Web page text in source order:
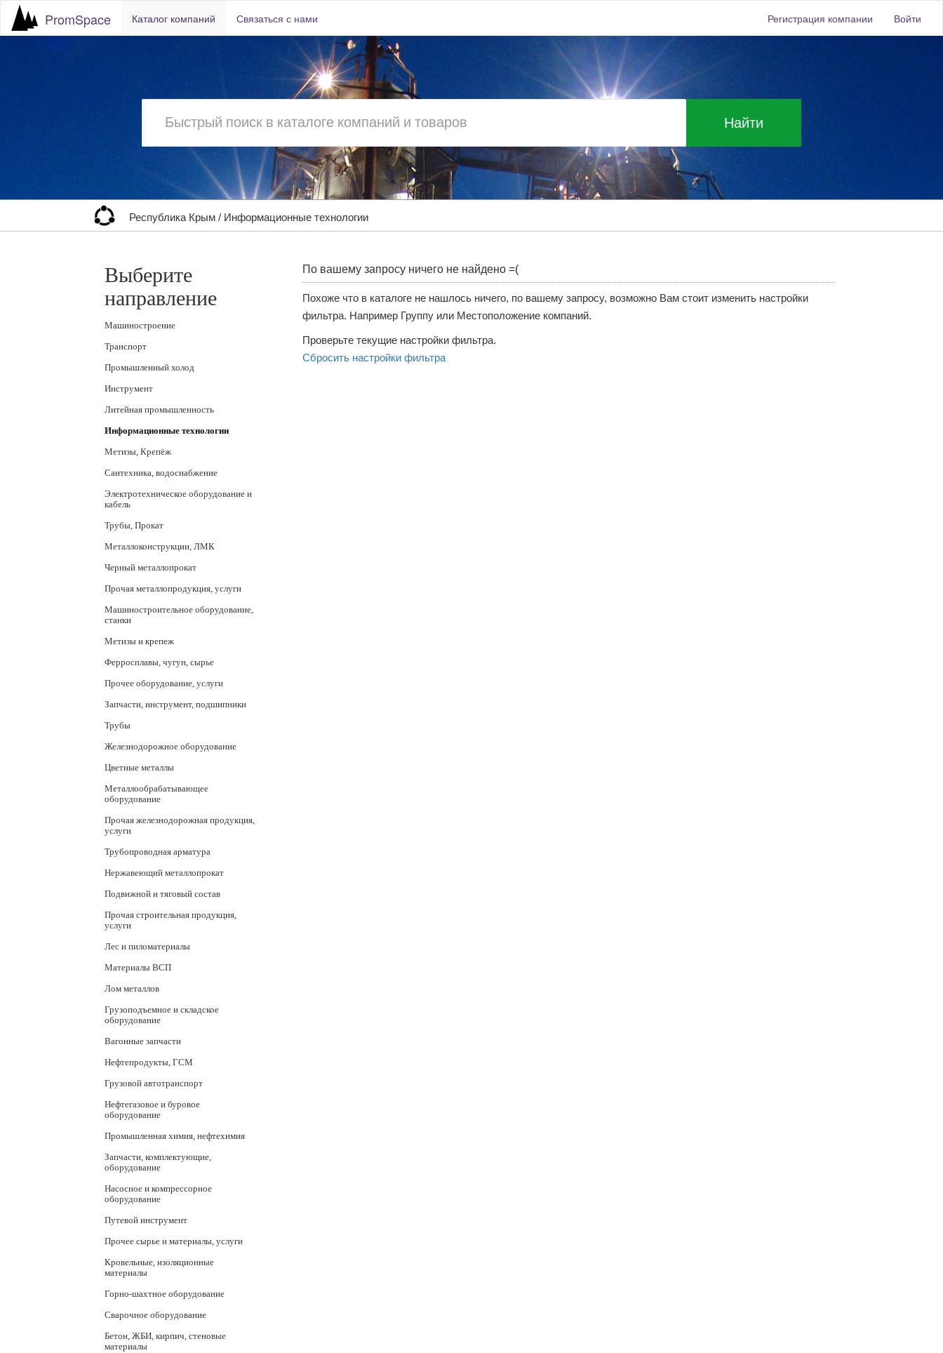
PromSpace Каталог компаний Связаться с нами Регистрация компании Войти
Найти
Республика Крым/ Информационные технологии
Выберите
направление
Машиностроение
Транспорт
Промышленный холод
Инструмент
Литейная промышленность
Информационные технологии
Метизы, Крепёж
Сантехника, водоснабжение
Электротехническое оборудование и
кабель
Трубы, Прокат
Металлоконструкции, ЛМК
Черный металлопрокат
Прочая металлопродукция, услуги
Машиностроительное оборудование,
станки
Метизы и крепеж
Ферросплавы, чугун, сырье
Прочее оборудование, услуги
Запчасти, инструмент, подшипники
Трубы
Железнодорожное оборудование
Цветные металлы
Металлообрабатывающее
оборудование
Прочая железнодорожная продукция,
услуги
Трубопроводная арматура
Нержавеющий металлопрокат
Подвижной и тяговый состав
Прочая строительная продукция,
услуги
Лес и пиломатериалы
Материалы ВСП
Лом металлов
Грузоподъемное и складское
оборудование
Вагонные запчасти
Нефтепродукты, ГСМ
Грузовой автотранспорт
Нефтегазовое и буровое
оборудование
Промышленная химия, нефтехимия
Запчасти, комплектующие,
оборудование
Насосное и компрессорное
оборудование
Путевой инструмент
Прочее сырье и материалы, услуги
Кровельные, изоляционные
материалы
Горно-шахтное оборудование
Сварочное оборудование
Бетон, ЖБИ, кирпич, стеновые
материалы
По вашему запросу ничего не найдено =(
Похоже что в каталоге не нашлось ничего, по вашему запросу, возможно Вам стоит изменить настройки
фильтра. Например Группу или Местоположение компаний.
Проверьте текущие настройки фильтра.
Сбросить настройки фильтра